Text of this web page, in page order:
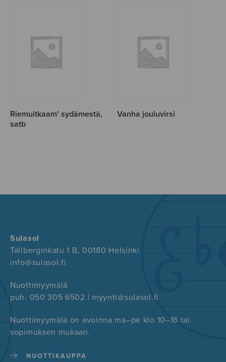
Riemuitkaam’ sydämestä,
satb
Vanha jouluvirsi
Sulasol
Tallberginkatu 1 B, 00180 Helsinki
info@sulasol.fi
Nuottimyymälä
puh. 050 305 6502 | myynti@sulasol.fi
Nuottimyymälä on avoinna ma–pe klo 10–16 tai
sopimuksen mukaan.
NUOTTIKAUPPA